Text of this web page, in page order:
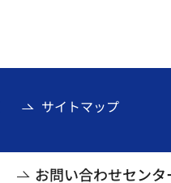
サイトマップ
お問い合わせセンタ